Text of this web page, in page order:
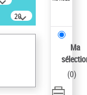
20
résultats/page
Ma
(0)